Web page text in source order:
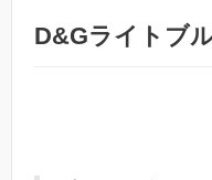
D&Gライトブ